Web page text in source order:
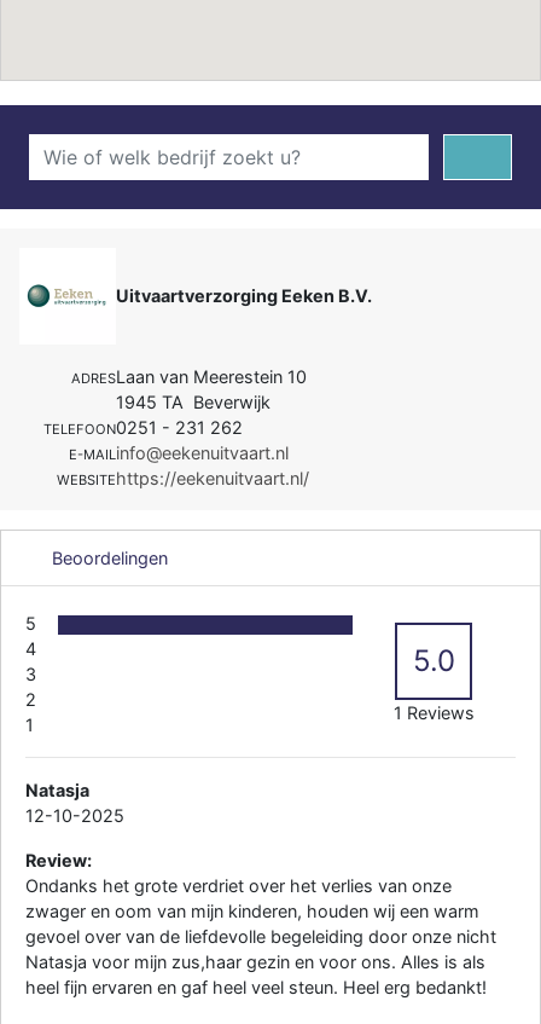
Uitvaartverzorging Eeken B.V.
ADRESLaan van Meerestein 10
1945 TA Beverwijk
TELEFOON0251 - 231 262
E-MAILinfo@eekenuitvaart.nl
WEBSITEhttps://eekenuitvaart.nl/
Beoordelingen
5
4
3
2
1
5.0
1 Reviews
Natasja
12-10-2025
Review:
Ondanks het grote verdriet over het verlies van onze
zwager en oom van mijn kinderen, houden wij een warm
gevoel over van de liefdevolle begeleiding door onze nicht
Natasja voor mijn zus,haar gezin en voor ons. Alles is als
heel fijn ervaren en gaf heel veel steun. Heel erg bedankt!